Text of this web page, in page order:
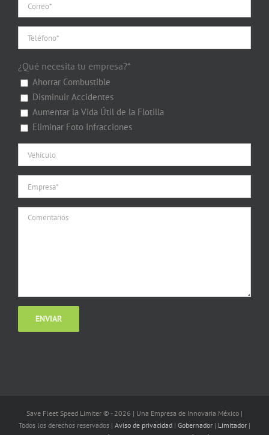
¿Qué necesita tu empresa?*
Ahorrar Combustible
Disminuir Accidentes
Aumentar la Vida Útil de la Flotilla
Eliminar Foto Infracciones
Save Fleet Speed Limiter © - 2026 | Una Empresa de Innovaria México |
Todos los derechos reservados | Aviso de privacidad | Gobernador | Limitador |